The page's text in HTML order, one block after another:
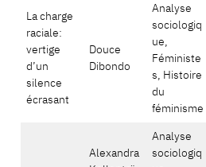
La charge
raciale:
vertige
d’un
silence
écrasant
Douce
Dibondo
Analyse
sociologiq
ue,
Féministe
s, Histoire
du
féminisme
Alexandra
Analyse
sociologiq